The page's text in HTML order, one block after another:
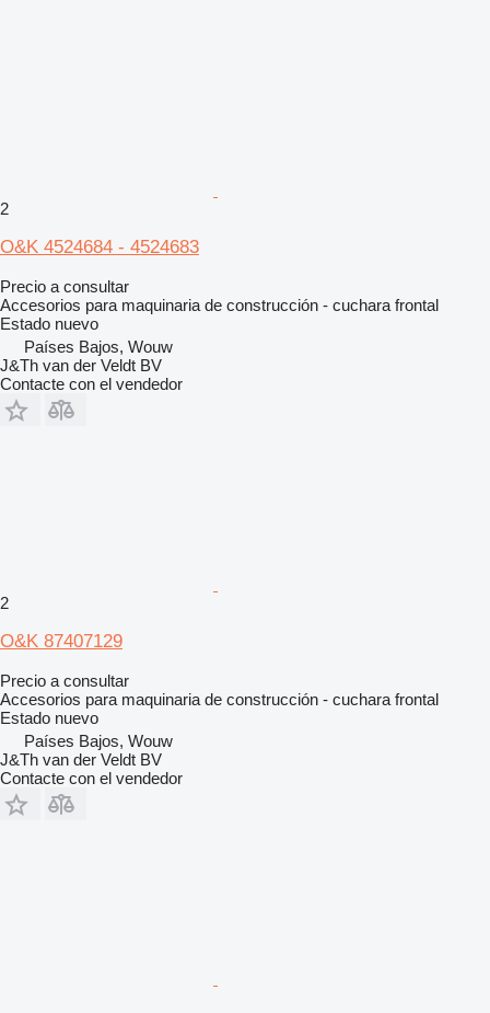
2
O&K 4524684 - 4524683
Precio a consultar
Accesorios para maquinaria de construcción - cuchara frontal
Estado nuevo
Países Bajos, Wouw
J&Th van der Veldt BV
Contacte con el vendedor
2
O&K 87407129
Precio a consultar
Accesorios para maquinaria de construcción - cuchara frontal
Estado nuevo
Países Bajos, Wouw
J&Th van der Veldt BV
Contacte con el vendedor